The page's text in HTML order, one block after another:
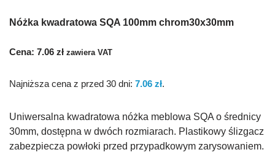
Nóżka kwadratowa SQA 100mm chrom30x30mm
Cena: 7.06 zł zawiera VAT
Najniższa cena z przed 30 dni: 7.06 zł.
Uniwersalna kwadratowa nóżka meblowa SQA o średnicy
30mm, dostępna w dwóch rozmiarach. Plastikowy ślizgacz
zabezpiecza powłoki przed przypadkowym zarysowaniem.